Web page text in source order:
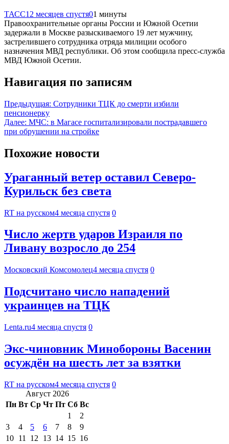
ТАСС12 месяцев спустя01 минуты
Правоохранительные органы России и Южной Осетии
задержали в Москве разыскиваемого 19 лет мужчину,
застрелившего сотрудника отряда милиции особого
назначения МВД республики. Об этом сообщила пресс-служба
МВД Южной Осетии.
Навигация по записям
Предыдущая: Сотрудники ТЦК до смерти избили
пенсионерку
Далее: МЧС: в Магасе госпитализировали пострадавшего
при обрушении на стройке
Похожие новости
Ураганный ветер оставил Северо-
Курильск без света
RT на русском4 месяца спустя 0
Число жертв ударов Израиля по
Ливану возросло до 254
Московский Комсомолец4 месяца спустя 0
Подсчитано число нападений
украинцев на ТЦК
Lenta.ru4 месяца спустя 0
Экс-чиновник Минобороны Васенин
осуждён на шесть лет за взятки
RT на русском4 месяца спустя 0
Август 2026
Пн Вт Ср Чт Пт Сб Вс
1
2
3
4 5 6 7 8
9
10 11 12 13 14 15 16